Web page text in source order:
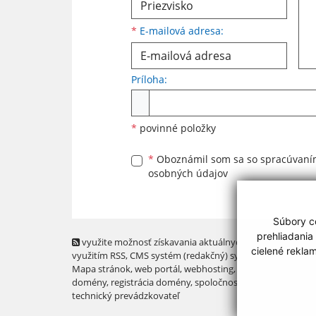
Súbory
cielené
* E-mailová adresa:
Príloha:
* povinné položky
* Oboznámil som sa so
osobných údajov
využite možnosť získavania aktuálnych informácií s
využitím RSS, CMS systém (redakčný) systém ECHELON 2,
Mapa stránok,web portál,webhosting,
domény, registrácia domény,spoločnosť webex.digital,
technický prevádzkovateľ